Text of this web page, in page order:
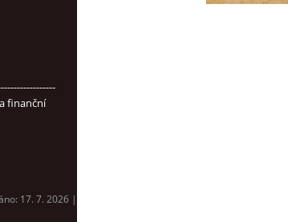
finanční
17. 7. 2026 |